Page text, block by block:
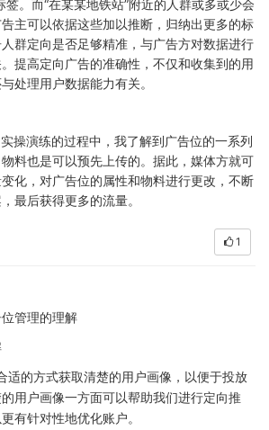
签。而“在某某地铁站”附近的人群或多或少会
主可以依据这些加以推断，归纳出更多的标
群定向是否足够精准，与广告方对数据进行
提高定向广告的准确性，不仅和收集到的用
处理用户数据能力有关。
实操演练的过程中，我了解到广告位的一系列
料也是可以预先上传的。据此，媒体方就可
化，对广告位的属性和物料进行更改，不断
最后获得更多的流量。
1
管理的理解
适的方式获取清楚的用户画像，以便于投放
用户画像一方面可以帮助我们进行定向推
有针对性地优化账户。